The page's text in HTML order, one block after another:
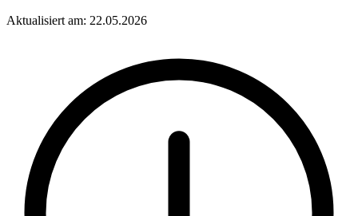
Aktualisiert am: 22.05.2026